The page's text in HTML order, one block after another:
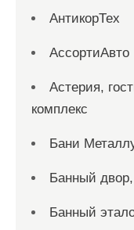
АнтикорТех
АссортиАвто
Астерия,
комплекс
Бани
Банный
Банный